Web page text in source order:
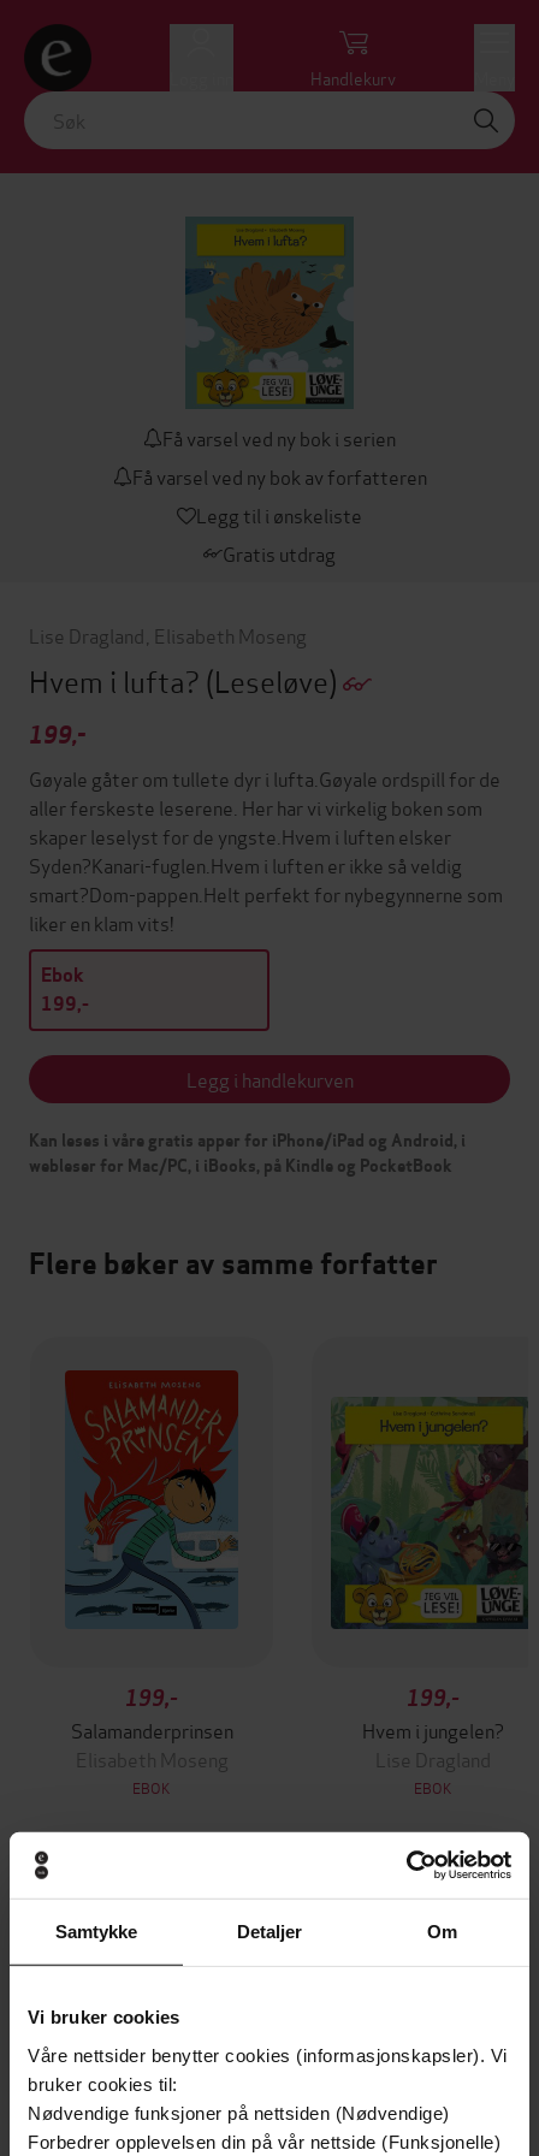
Samtykke Detaljer Om
Vi bruker cookies
Våre nettsider benytter cookies (informasjonskapsler). Vi
bruker cookies til:
Nødvendige funksjoner på nettsiden (Nødvendige)
Forbedrer opplevelsen din på vår nettside (Funksjonelle)
Handlekurv
Få varsel ved ny bok i serien
Få varsel ved ny bok av forfatteren
Legg til i ønskeliste
Gratis utdrag
Lise Dragland Elisabeth Moseng
Hvem i lufta? (Leseløve)
199,-
Gøyale gåter om tullete dyr i lufta.Gøyale ordspill for de
aller ferskeste leserene. Her har vi virkelig boken som
skaper leselyst for de yngste.Hvem i luften elsker
Syden?Kanari-fuglen.Hvem i luften er ikke så veldig
smart?Dom-pappen.Helt perfekt for nybegynnerne som
liker en klam vits!
Ebok
199,-
Legg i handlekurven
Kan leses i våre gratis apper for iPhone/iPad og Android, i
webleser for Mac/PC, i iBooks, på Kindle og PocketBook
Flere bøker av samme forfatter
199,-
Salamanderprinsen
Elisabeth Moseng
EBOK
199,-
Hvem i jungelen?
Lise Dragland
EBOK
Andre har også kjøpt
Vinner av Rivertonprisen